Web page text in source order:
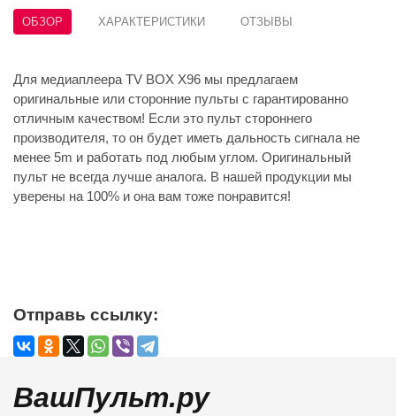
ОБЗОР ХАРАКТЕРИСТИКИ ОТЗЫВЫ
Для медиаплеера TV BOX X96 мы предлагаем
оригинальные или сторонние пульты с гарантированно
отличным качеством! Если это пульт стороннего
производителя, то он будет иметь дальность сигнала не
менее 5m и работать под любым углом. Оригинальный
пульт не всегда лучше аналога. В нашей продукции мы
уверены на 100% и она вам тоже понравится!
Отправь ссылку:
ВашПульт.ру